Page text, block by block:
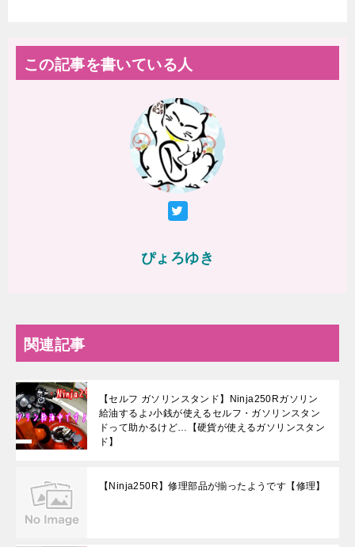
この記事を書いている人
ぴょろゆき
関連記事
【セルフ ガソリンスタンド】Ninja250Rガソリン
給油するよ♪小銭が使えるセルフ・ガソリンスタン
ドって助かるけど…【硬貨が使えるガソリンスタン
ド】
【Ninja250R】修理部品が揃ったようです【修理】